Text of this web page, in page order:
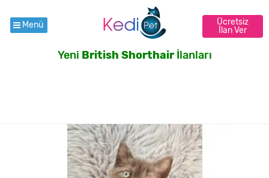
Menü
Ücretsiz
İlan Ver
Yeni British Shorthairİlanları